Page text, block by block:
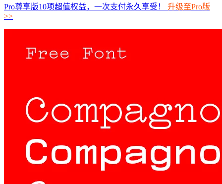
Pro尊享版10项超值权益，一次支付永久享受！ 升级至Pro版
>>